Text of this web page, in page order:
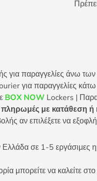
παραγγελίες άνω των
για παραγγελίες
BOX NOW Lockers |
με κατάθεση ή
αν επιλέξετε να
σε 1-5 εργάσιμες
μπορείτε να